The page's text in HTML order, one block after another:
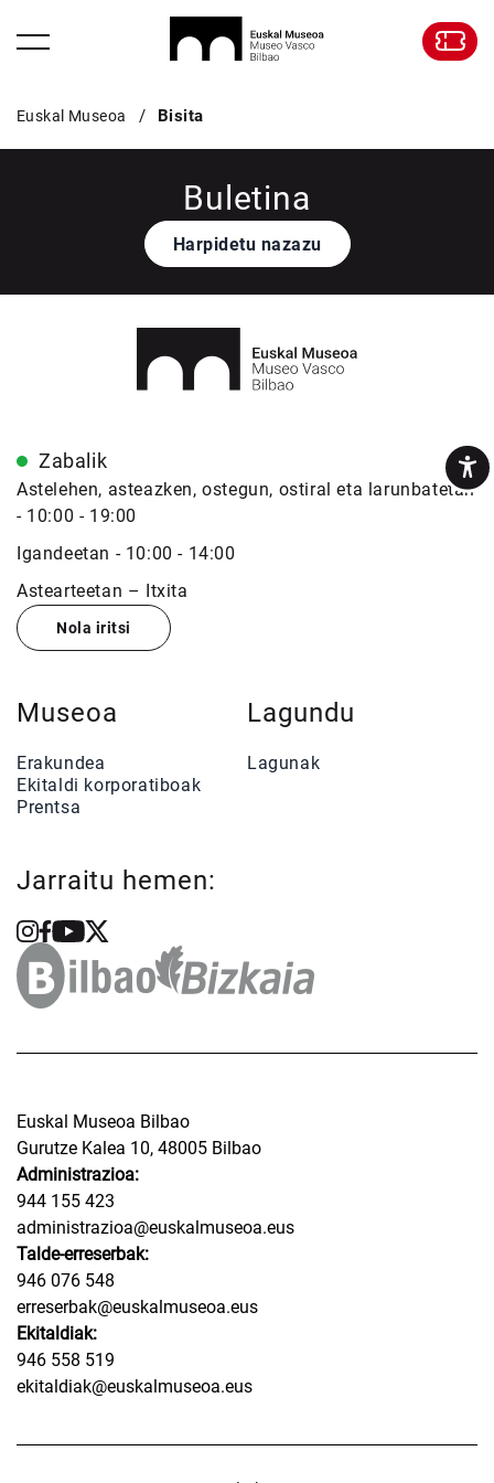
Euskal Museoa Bisita
Buletina
Harpidetu nazazu
Zabalik
Astelehen, asteazken, ostegun, ostiral eta larunbatetan
- 10:00 - 19:00
Igandeetan - 10:00 - 14:00
Astearteetan – Itxita
Nola iritsi
Museoa
Erakundea
Ekitaldi korporatiboak
Prentsa
Lagundu
Lagunak
Jarraitu hemen:
Euskal Museoa Bilbao
Gurutze Kalea 10, 48005 Bilbao
Administrazioa:
944 155 423
administrazioa@euskalmuseoa.eus
Talde-erreserbak:
946 076 548
erreserbak@euskalmuseoa.eus
Ekitaldiak:
946 558 519
ekitaldiak@euskalmuseoa.eus